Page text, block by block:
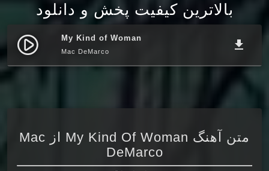
بالاترین کیفیت پخش و دانلود
play_circle_filled My Kind of Woman
Mac DeMarco file_download
متن آهنگ My Kind Of Woman از Mac
DeMarco